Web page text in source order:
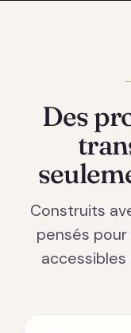
Des
Construits
pensés
accessibles